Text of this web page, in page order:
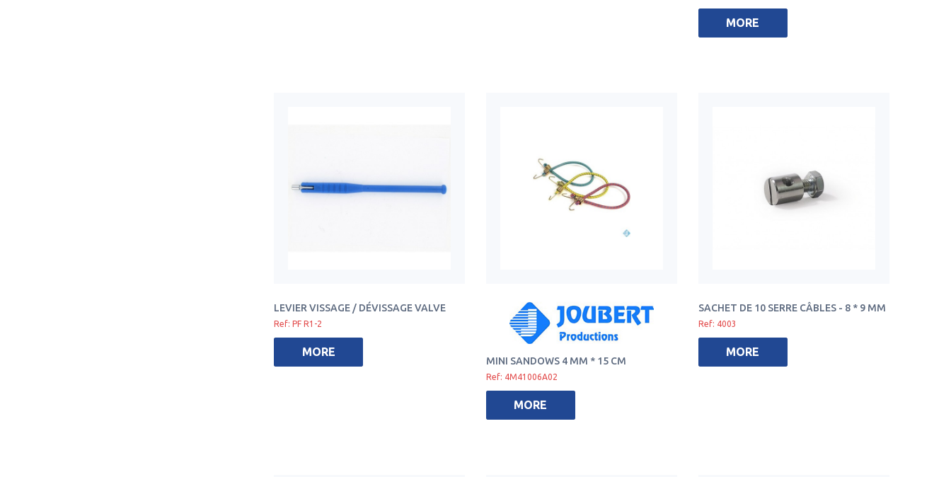
MORE
LEVIER VISSAGE / DÉVISSAGE VALVE
Ref: PF R1-2
MORE
MINI SANDOWS 4 MM * 15 CM
Ref: 4M41006A02
MORE
SACHET DE 10 SERRE CÂBLES - 8 * 9 MM
Ref: 4003
MORE